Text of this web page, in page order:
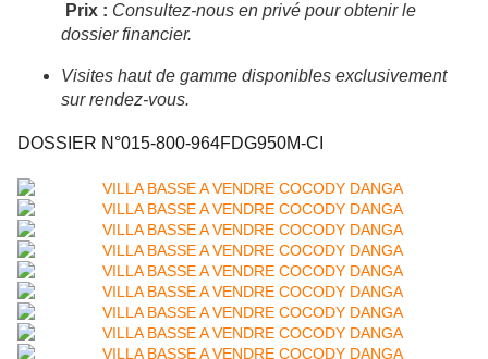
Prix : Consultez-nous en privé pour obtenir le
dossier financier.
Visites haut de gamme disponibles exclusivement
sur rendez-vous.
DOSSIER N°015-800-964FDG950M-CI